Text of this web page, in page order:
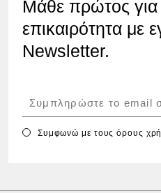
Μάθε πρώτος για
επικαιρότητα με
Newsletter.
Συμφωνώ με τουςόρους